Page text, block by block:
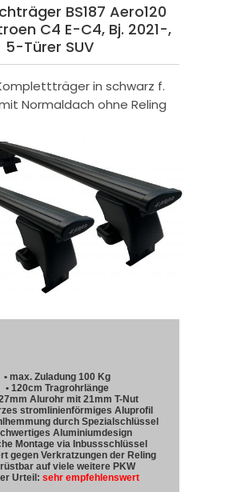
BS187 Aero120
C4 E-C4, Bj. 2021-,
5-Türer SUV
in schwarz f.
Normaldach ohne Reling
• max. Zuladung 100 Kg
• 120cm Tragrohrlänge
Alurohr mit 21mm T-Nut
stromlinienförmiges Aluprofil
durch Spezialschlüssel
Aluminiumdesign
Montage via Inbussschlüssel
gegen Verkratzungen der Reling
auf viele weitere PKW
Urteil: sehr empfehlenswert